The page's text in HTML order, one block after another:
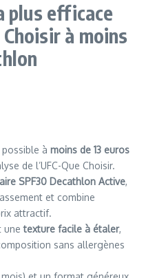
plus efficace
Choisir à moins
à moins de 13 euros
de l’UFC-Que Choisir.
SPF30 Decathlon Active,
et combine
attractif.
unetexture facile à étaler,
sans allergènes